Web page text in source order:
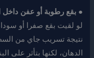
●بقع رطوبة أو عفن داخل
لو لقيت بقع صفرا أو
نتيجة تسريب جاي من
الدهان، لكنها بتأثر على